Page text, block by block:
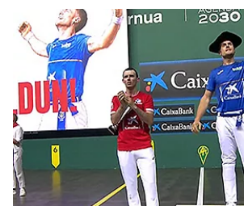
Herri-kirolak
Balonmano
Kirolak 360
Atletismo